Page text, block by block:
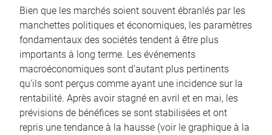
Bien que les marchés soient souvent ébranlés par les
manchettes politiques et économiques, les paramètres
fondamentaux des sociétés tendent à être plus
importants à long terme. Les événements
macroéconomiques sont d’autant plus pertinents
qu’ils sont perçus comme ayant une incidence sur la
rentabilité. Après avoir stagné en avril et en mai, les
prévisions de bénéfices se sont stabilisées et ont
repris une tendance à la hausse (voir le graphique à la